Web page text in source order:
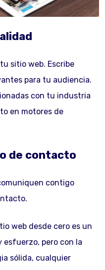
sitio web. Escribe
para tu audiencia.
con tu industria
en motores de
de contacto
contigo
web desde cero es un
esfuerzo, pero con la
sólida, cualquier